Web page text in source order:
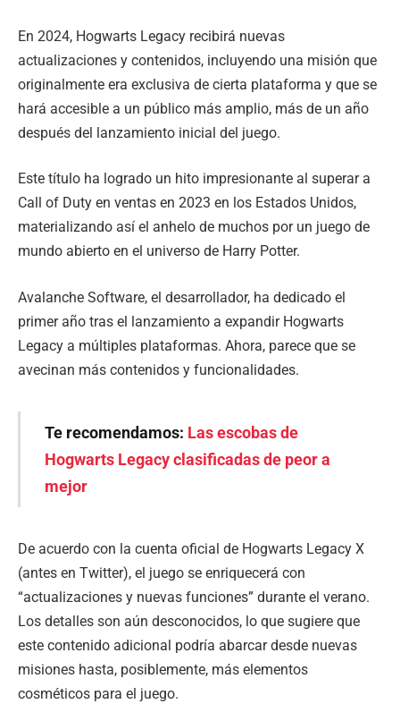
En 2024, Hogwarts Legacy recibirá nuevas
actualizaciones y contenidos, incluyendo una misión que
originalmente era exclusiva de cierta plataforma y que se
hará accesible a un público más amplio, más de un año
después del lanzamiento inicial del juego.
Este título ha logrado un hito impresionante al superar a
Call of Duty en ventas en 2023 en los Estados Unidos,
materializando así el anhelo de muchos por un juego de
mundo abierto en el universo de Harry Potter.
Avalanche Software, el desarrollador, ha dedicado el
primer año tras el lanzamiento a expandir Hogwarts
Legacy a múltiples plataformas. Ahora, parece que se
avecinan más contenidos y funcionalidades.
Te recomendamos: Las escobas de
Hogwarts Legacy clasificadas de peor a
mejor
De acuerdo con la cuenta oficial de Hogwarts Legacy X
(antes en Twitter), el juego se enriquecerá con
“actualizaciones y nuevas funciones” durante el verano.
Los detalles son aún desconocidos, lo que sugiere que
este contenido adicional podría abarcar desde nuevas
misiones hasta, posiblemente, más elementos
cosméticos para el juego.